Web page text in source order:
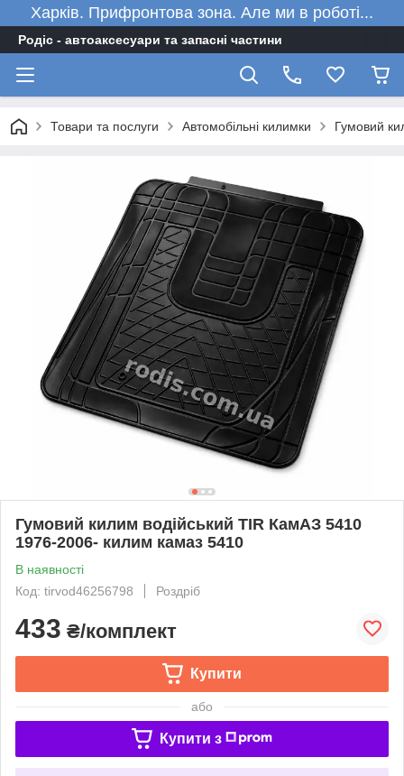
Харків. Прифронтова зона. Але ми в роботі...
Родіс - автоаксесуари та запасні частини
Товари та послуги Автомобільні килимки Гумовий
Гумовий килим водійський TIR КамАЗ 5410
1976-2006- килим камаз 5410
В наявності
Код: tirvod46256798
Роздріб
433 ₴/комплект
Купити
або
Купити з